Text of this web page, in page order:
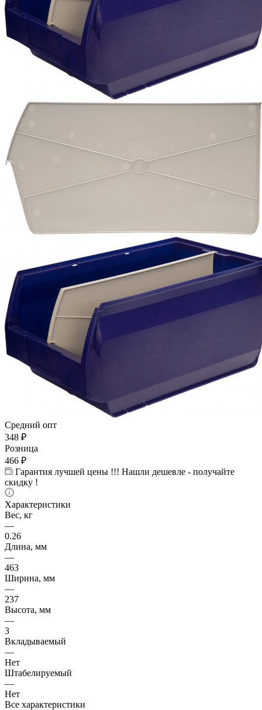
Средний опт
348 ₽
Розница
466 ₽
Гарантия лучшей цены !!! Нашли дешевле - получайте
скидку !
Характеристики
Вес, кг
—
0.26
Длина, мм
—
463
Ширина, мм
—
237
Высота, мм
—
3
Вкладываемый
—
Нет
Штабелируемый
—
Нет
Все характеристики